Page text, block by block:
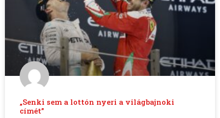
„Senki sem a lottón nyeri a világbajnoki
címét”